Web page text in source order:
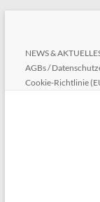
NEWS &
AGBs /
Cookie-Richtlinie